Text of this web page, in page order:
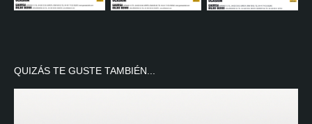
QUIZÁS TE GUSTE TAMBIÉN...